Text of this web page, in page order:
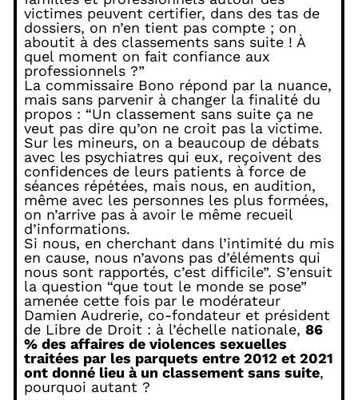
victimes peuvent certifier, dans des tas de
dossiers, on n’en tient pas compte ; on
aboutit à des classements sans suite ! À
quel moment on fait confiance aux
professionnels ?”
La commissaire Bono répond par la nuance,
mais sans parvenir à changer la finalité du
propos : “Un classement sans suite ça ne
veut pas dire qu’on ne croit pas la victime.
Sur les mineurs, on a beaucoup de débats
avec les psychiatres qui eux, reçoivent des
confidences de leurs patients à force de
séances répétées, mais nous, en audition,
même avec les personnes les plus formées,
on n’arrive pas à avoir le même recueil
d’informations.
Si nous, en cherchant dans l’intimité du mis
en cause, nous n’avons pas d’éléments qui
nous sont rapportés, c’est difficile”. S’ensuit
la question “que tout le monde se pose”
amenée cette fois par le modérateur
Damien Audrerie, co-fondateur et président
de Libre de Droit : à l’échelle nationale, 86
% des affaires de violences sexuelles
traitées par les parquets entre 2012 et 2021
ont donné lieu à un classement sans suite,
pourquoi autant ?